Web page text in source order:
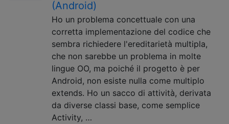
(Android)
Ho un problema concettuale con una
corretta implementazione del codice che
sembra richiedere l'ereditarietà multipla,
che non sarebbe un problema in molte
lingue OO, ma poiché il progetto è per
Android, non esiste nulla come multiplo
extends. Ho un sacco di attività, derivata
da diverse classi base, come semplice
Activity, …